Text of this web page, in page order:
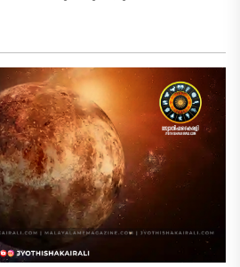
ജാതകത്തിലും
മാറ്റങ്ങൾ സൃഷ്ടിക്കാൻ...